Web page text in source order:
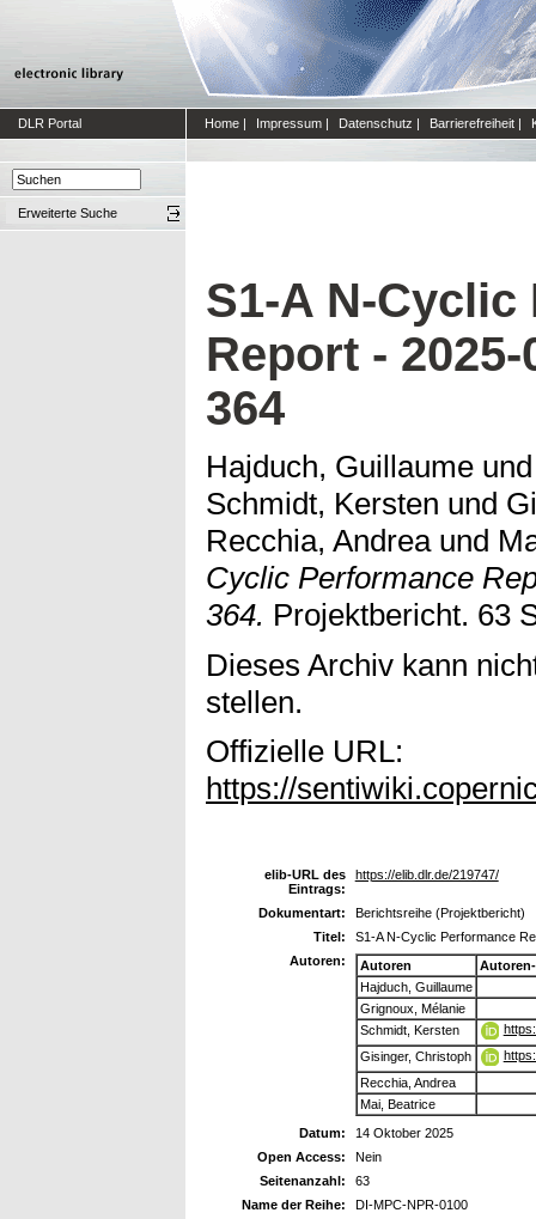
DLR Portal Home | Impressum | Datenschutz | Barrierefreiheit |
Erweiterte Suche
S1-A N-
Report -
364
Hajduch, Guillaume
Schmidt, Kersten und
Recchia, Andreaund
Cyclic Performance
364. Projektbericht. 63
Dieses Archiv kann
stellen.
Offizielle URL:
https://
elib-URL des
Eintrags:
https://elib.dlr.de/219747/
Dokumentart:
Berichtsreihe (Projektbericht)
Titel:
S1-A N-Cyclic Performance
Autoren:
Autoren
Hajduch, Guillaume
Grignoux, Mélanie
Schmidt, Kersten
Gisinger, Christoph
Recchia, Andrea
Mai, Beatrice
Datum:
14 Oktober 2025
Open Access:
Nein
Seitenanzahl:
63
Name der Reihe:
DI-MPC-NPR-0100